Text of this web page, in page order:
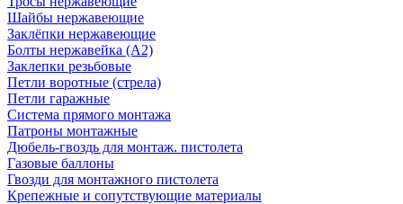
Шайбы нержавеющие
Заклёпки нержавеющие
Болты нержавейка (А2)
Заклепки резьбовые
Петли воротные (стрела)
Петли гаражные
Система прямого монтажа
Патроны монтажные
Дюбель-гвоздь для монтаж. пистолета
Газовые баллоны
Гвозди для монтажного пистолета
Крепежные и сопутствующие материалы